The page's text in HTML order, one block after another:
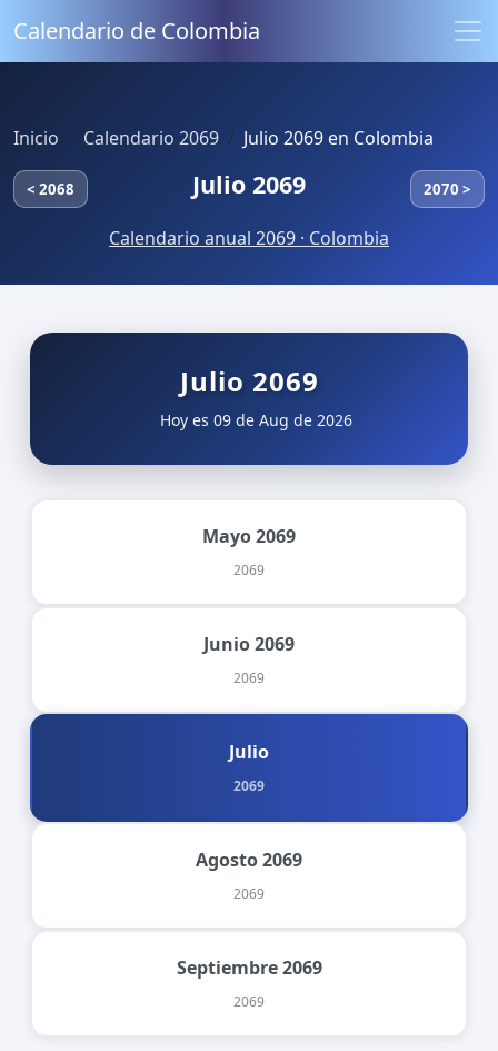
Calendario de Colombia
Inicio Calendario 2069 Julio 2069 en Colombia
< 2068 Julio 2069 2070 >
Calendario anual 2069 · Colombia
Julio 2069
Hoy es 09 de Aug de 2026
Mayo 2069
2069
Junio 2069
2069
Julio
2069
Agosto 2069
2069
Septiembre 2069
2069